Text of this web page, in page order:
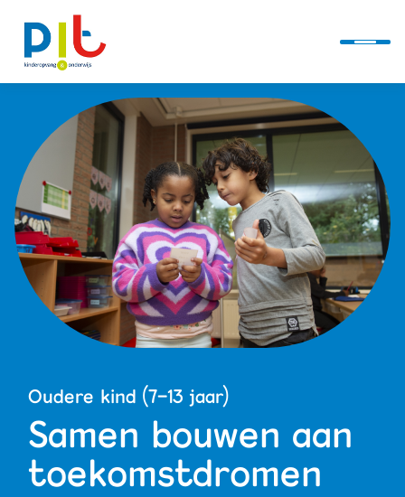
Ontwikkellijn
Alles over PIT
Kindcentra
Alles bij de hand
Oudere kind (7-13 jaar)
Samen bouwen aan
toekomstdromen